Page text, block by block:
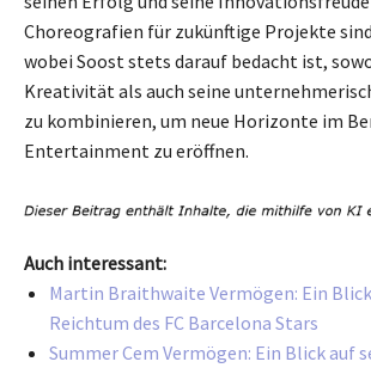
Choreografien für zukünftige Projekte
wobei Soost stets darauf bedacht ist,
Kreativität als auch seine
zu kombinieren, um neue Horizonte im
Entertainment zu eröffnen.
Auch interessant:
Martin Braithwaite Vermögen: Ein
Reichtum des FC Barcelona Stars
Summer Cem Vermögen: Ein Blick auf